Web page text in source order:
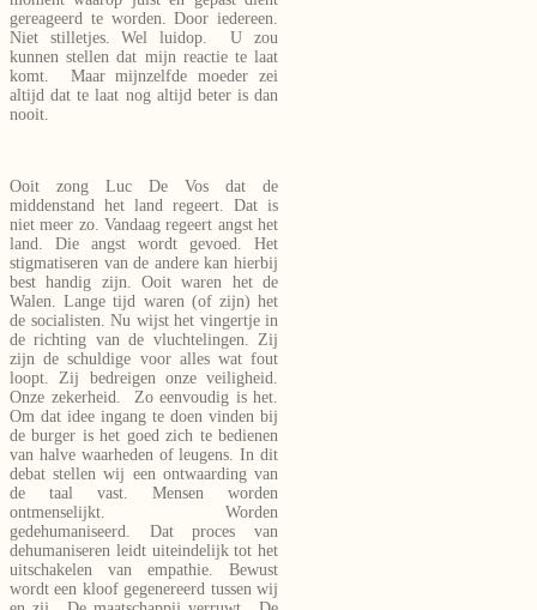
gereageerd te worden. Door iedereen.
Niet stilletjes. Wel luidop. U zou
kunnen stellen dat mijn reactie te laat
komt. Maar mijnzelfde moeder zei
altijd dat te laat nog altijd beter is dan
nooit.
Ooit zong Luc De Vos dat de
middenstand het land regeert. Dat is
niet meer zo. Vandaag regeert angst het
land. Die angst wordt gevoed. Het
stigmatiseren van de andere kan hierbij
best handig zijn. Ooit waren het de
Walen. Lange tijd waren (of zijn) het
de socialisten. Nu wijst het vingertje in
de richting van de vluchtelingen. Zij
zijn de schuldige voor alles wat fout
loopt. Zij bedreigen onze veiligheid.
Onze zekerheid. Zo eenvoudig is het.
Om dat idee ingang te doen vinden bij
de burger is het goed zich te bedienen
van halve waarheden of leugens. In dit
debat stellen wij een ontwaarding van
de taal vast. Mensen worden
ontmenselijkt. Worden
gedehumaniseerd. Dat proces van
dehumaniseren leidt uiteindelijk tot het
uitschakelen van empathie. Bewust
wordt een kloof gegenereerd tussen wij